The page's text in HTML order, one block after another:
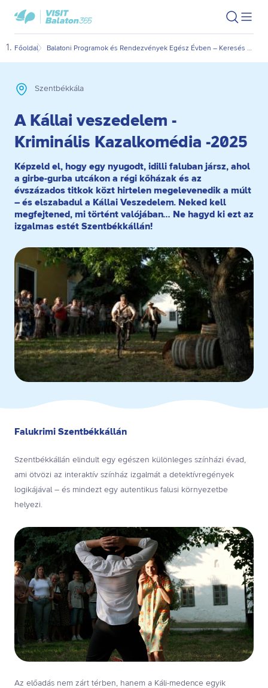
Ugrás
fő
Ugrás
oldal
VisitBalaton365
kezdőlap
Keresés
Főoldal Balatoni Programok és Rendezvények Egész Évben – Keresés Dátum és Kategória Szerint
Szentbékkála
A Kállai veszedelem -
Kriminális Kazalkomédia -2025
Képzeld el, hogy egy nyugodt, idilli faluban jársz, ahol
a girbe-gurba utcákon a régi kőházak és az
évszázados titkok közt hirtelen megelevenedik a múlt
– és elszabadul a Kállai Veszedelem. Neked kell
megfejtened, mi történt valójában… Ne hagyd ki ezt az
izgalmas estét Szentbékkállán!
Falukrimi Szentbékkállán
Szentbékkállán elindult egy egészen különleges színházi évad,
ami ötvözi az interaktív színház izgalmát a detektívregények
logikájával – és mindezt egy autentikus falusi környezetbe
helyezi.
Az előadás nem zárt térben, hanem a Káli-medence egyik